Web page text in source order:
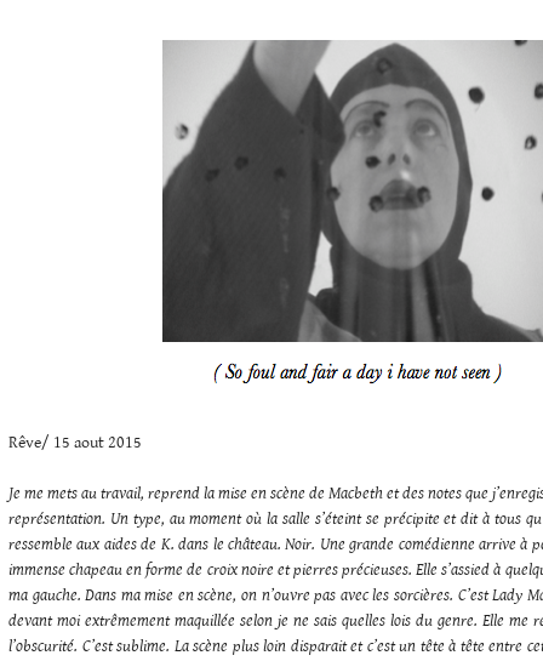
Rêve/ 15 aout 2015
Je me mets au travail, reprend la mise en scène de Macbeth et des notes que
représentation. Un type, au moment où la salle s’éteint se précipite et dit à tous
ressemble aux aides de K. dans le château. Noir. Une grande comédienne arrive à
immense chapeau en forme de croix noire et pierres précieuses. Elle s’assied à
ma gauche. Dans ma mise en scène, on n’ouvre pas avec les sorcières. C’est Lady
devant moi extrêmement maquillée selon je ne sais quelles lois du genre. Elle me
l’obscurité. C’est sublime. La scène plus loin disparait et c’est un tête à tête entre